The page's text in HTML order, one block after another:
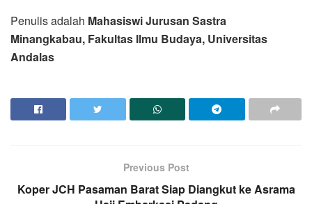
Penulis adalah Mahasiswi Jurusan Sastra
Minangkabau, Fakultas Ilmu Budaya, Universitas
Andalas
Previous Post
Koper JCH Pasaman Barat Siap Diangkut ke Asrama